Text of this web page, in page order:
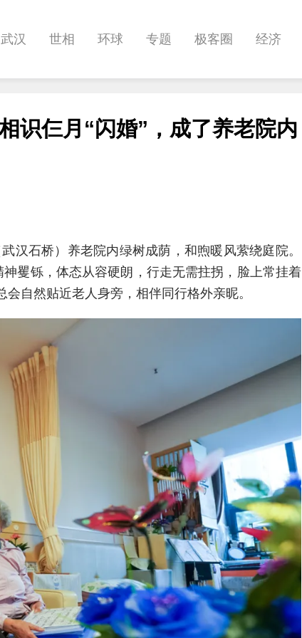
武汉 世相 环球 专题 极客圈 经济
International 职教院 酒道
识仨月“闪婚”，成了养老院内
汉石桥）养老院内绿树成荫，和煦暖风萦绕庭院。
矍铄，体态从容硬朗，行走无需拄拐，脸上常挂着
自然贴近老人身旁，相伴同行格外亲昵。